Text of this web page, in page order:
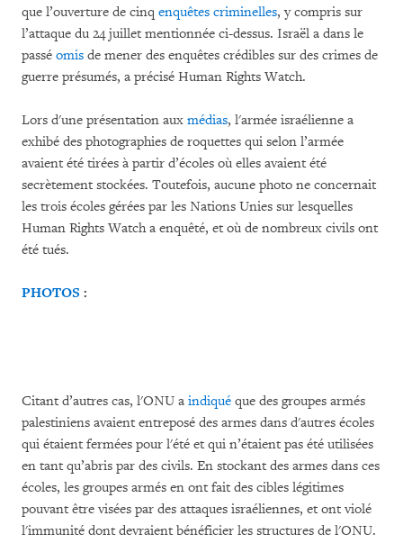
que l’ouverture de cinq enquêtes criminelles, y compris sur
l’attaque du 24 juillet mentionnée ci-dessus. Israël a dans le
passé omis de mener des enquêtes crédibles sur des crimes de
guerre présumés, a précisé Human Rights Watch.
Lors d'une présentation aux médias, l'armée israélienne a
exhibé des photographies de roquettes qui selon l’armée
avaient été tirées à partir d’écoles où elles avaient été
secrètement stockées. Toutefois, aucune photo ne concernait
les trois écoles gérées par les Nations Unies sur lesquelles
Human Rights Watch a enquêté, et où de nombreux civils ont
été tués.
PHOTOS :
Citant d’autres cas, l'ONU a indiqué que des groupes armés
palestiniens avaient entreposé des armes dans d'autres écoles
qui étaient fermées pour l'été et qui n’étaient pas été utilisées
en tant qu’abris par des civils. En stockant des armes dans ces
écoles, les groupes armés en ont fait des cibles légitimes
pouvant être visées par des attaques israéliennes, et ont violé
l'immunité dont devraient bénéficier les structures de l'ONU.